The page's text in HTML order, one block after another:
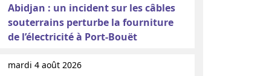
Abidjan : un incident sur les câbles
souterrains perturbe la fourniture
de l’électricité à Port-Bouët
mardi 4 août 2026